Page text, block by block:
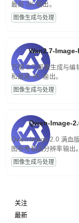
最高 2K 输出。
图像生成与处理
Wan2.7-Image-
万相 2.7 图像生成与编
和最高 4K 输出。
图像生成与处理
Qwen-Image-
Qwen-Image-2.0 满血
图参考和高分辨率输出。
图像生成与处理
关注
最新